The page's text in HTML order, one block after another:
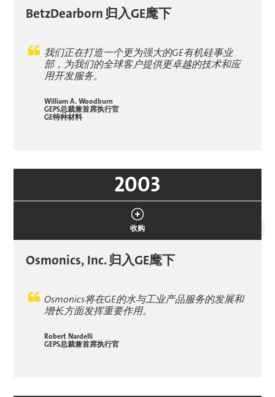
BetzDearborn归入GE麾下
我们正在打造一个更为强大的GE有机硅事业
部，为我们的全球客户提供更卓越的技术和应
用开发服务。
William A. Woodburn
GEPS总裁兼首席执行官
GE特种材料
2003
收购
Osmonics, Inc.归入GE麾下
Osmonics将在GE的水与工业产品服务的发展和
增长方面发挥重要作用。
Robert Nardelli
GEPS总裁兼首席执行官